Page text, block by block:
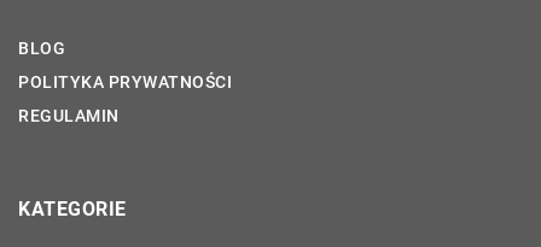
BLOG
POLITYKA PRYWATNOŚCI
REGULAMIN
KATEGORIE